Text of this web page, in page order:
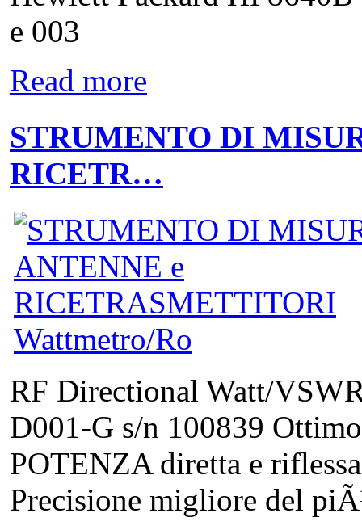
e 003
Read more
STRUMENTO DI
RICETR…
RF Directional Watt/
D001-G s/n 100839
POTENZA diretta e
Precisione migliore del